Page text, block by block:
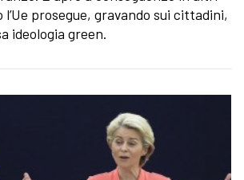
prosegue, gravando sui cittadini,
ideologia green.